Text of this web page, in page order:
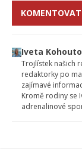
KOMENTOVAT
Iveta
Trojlístek našich
redaktorky po
zajímavé
Kromě rodiny se
adrenalinové